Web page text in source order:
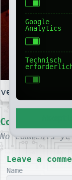
verfasst von
Comments
No comments
Leave a
Name
Google
Analytics
Technisch